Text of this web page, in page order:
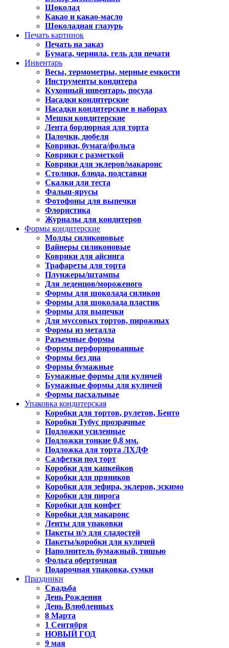
Шоколад
Какао и какао-масло
Шоколадная глазурь
Печать картинок
Печать на заказ
Бумага, чернила, гель для печати
Инвентарь
Весы, термометры, мерные емкости
Инструменты кондитера
Кухонный инвентарь, посуда
Насадки кондитерские
Насадки кондитерские в наборах
Мешки кондитерские
Лента бордюрная для торта
Палочки, дюбеля
Коврики, бумага/фольга
Коврики с разметкой
Коврики для эклеров/макаронс
Столики, блюда, подставки
Скалки для теста
Фальш-ярусы
Фотофоны для выпечки
Флористика
Журналы для кондитеров
Формы кондитерские
Молды силиконовые
Вайнеры силиконовые
Коврики для айсинга
Трафареты для торта
Плунжеры/штампы
Для леденцов/мороженого
Формы для шоколада силикон
Формы для шоколада пластик
Формы для выпечки
Для муссовых тортов, пирожных
Формы из металла
Разъемные формы
Формы перфорированные
Формы без дна
Формы бумажные
Бумажные формы для куличей
Бумажные формы для куличей
Формы пасхальные
Упаковка кондитерская
Коробки для тортов, рулетов, Бенто
Коробки Тубус прозрачные
Подложки усиленные
Подложки тонкие 0,8 мм.
Подложка для торта ЛХДФ
Салфетки под торт
Коробки для капкейков
Коробки для пряников
Коробки для зефира, эклеров, эскимо
Коробки для пирога
Коробки для конфет
Коробки для макаронс
Ленты для упаковки
Пакеты п/э для сладостей
Пакеты/коробки для куличей
Наполнитель бумажный, тишью
Фольга оберточная
Подарочная упаковка, сумки
Праздники
Свадьба
День Рождения
День Влюбленных
8 Марта
1 Сентября
НОВЫЙ ГОД
9 мая